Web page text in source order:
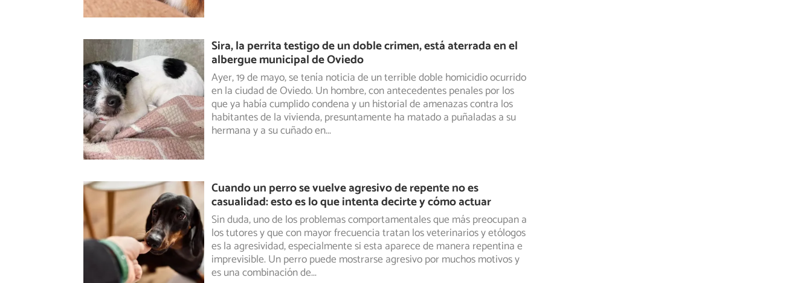
Sira, la perrita testigo de un doble crimen, está aterrada en el
albergue municipal de Oviedo
Ayer, 19 de mayo, se tenía noticia de un terrible doble homicidio ocurrido
en la ciudad de Oviedo. Un hombre, con antecedentes penales por los
que ya había cumplido condena y un historial de amenazas contra los
habitantes de la vivienda, presuntamente ha matado a puñaladas a su
hermana y a su cuñado en...
Cuando un perro se vuelve agresivo de repente no es
casualidad: esto es lo que intenta decirte y cómo actuar
Sin duda, uno de los problemas comportamentales que más preocupan a
los tutores y que con mayor frecuencia tratan los veterinarios y etólogos
es la agresividad, especialmente si esta aparece de manera repentina e
imprevisible. Un perro puede mostrarse agresivo por muchos motivos y
es una combinación de...